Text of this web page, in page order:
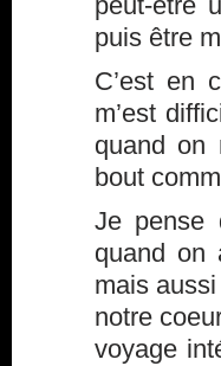
puis être
C’est en
m’est
quand on
bout
Je pense
quand on
mais
notre
voyage